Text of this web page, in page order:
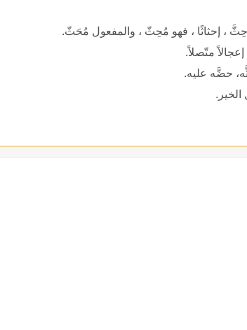
، إحثاثًا ، فهو مُحِثّ ، والمفعول مُحَثّ.
متّصلاً.
حضَّه عليه.